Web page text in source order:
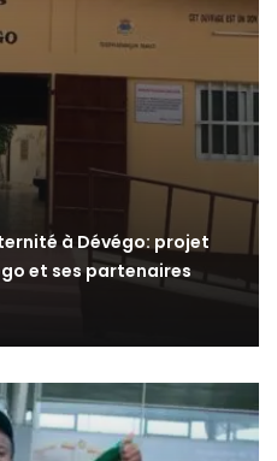
à Dévégo: projet
et ses partenaires